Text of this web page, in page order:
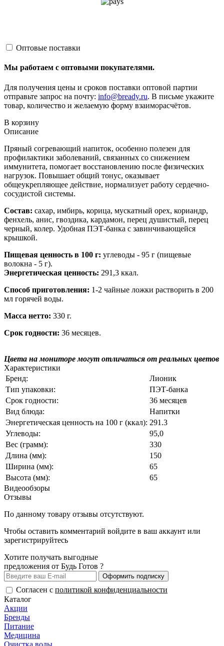
Оптовые поставки
Мы работаем с оптовыми покупателями.
Для получения цены и сроков поставки оптовой партии
отправьте запрос на почту: info@bready.ru. В письме укажите
товар, количество и желаемую форму взаиморасчётов.
В корзину
Описание
Пряный согревающий напиток, особенно полезен для
профилактики заболеваний, связанных со снижением
иммунитета, помогает восстановлению после физических
нагрузок. Повышает общий тонус, оказывает
общеукрепляющее действие, нормализует работу сердечно-
сосудистой системы.
Состав: сахар, имбирь, корица, мускатный орех, кориандр,
фенхель, анис, гвоздика, кардамон, перец душистый, перец
черный, колер. Удобная ПЭТ-банка с завинчивающейся
крышкой.
Пищевая ценность в 100 г: углеводы - 95 г (пищевые
волокна - 5 г).
Энергетическая ценность: 291,3 ккал.
Способ приготовления: 1-2 чайные ложки растворить в 200
мл горячей воды.
Масса нетто: 330 г.
Срок годности: 36 месяцев.
Цвета на мониторе могут отличаться от реальных цветов
Характеристики
Бренд:
Лионик
Тип упаковки:
ПЭТ-банка
Срок годности:
36 месяцев
Вид блюда:
Напитки
Энергетическая ценность на 100 г (ккал): 291.3
Углеводы:
95,0
Вес (грамм):
330
Длина (мм):
150
Ширина (мм):
65
Высота (мм):
65
Видеообзоры
Отзывы
По данному товару отзывы отсутствуют.
Чтобы оставить комментарий войдите в ваш аккаунт или
зарегистрируйтесь
Хотите получать выгодные
предложения от Будь Готов ?
Оформить подписку
Согласен с политикой конфиденциальности
Каталог
Акции
Бренды
Питание
Медицина
Очистка воды